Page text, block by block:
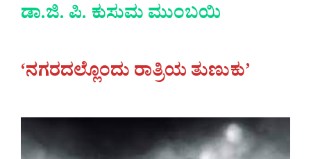
ಡಾ.ಜಿ. ಪಿ. ಕುಸುಮ ಮುಂಬಯಿ
‘ನಗರದಲ್ಲೊಂದು ರಾತ್ರಿಯ ತುಣುಕು’